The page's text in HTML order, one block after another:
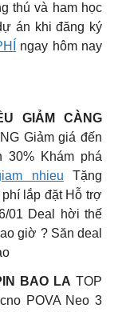
thú và ham học
án khi đăng ký
ngay hôm nay
GIẢM CÀNG
Giảm giá đến
30% Khám phá
nhieu Tặng
lắp đặt Hỗ trợ
01 Deal hời thế
giờ ? Săn deal
BAO LA TOP
POVA Neo 3